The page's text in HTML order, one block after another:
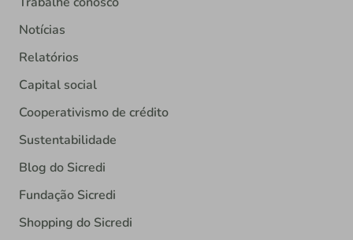
Notícias
Relatórios
Capital social
Cooperativismo de crédito
Sustentabilidade
Blog do Sicredi
Fundação Sicredi
Shopping do Sicredi